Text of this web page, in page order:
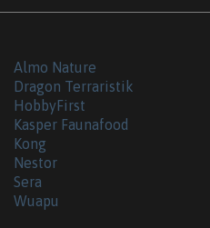
Almo Nature
Dragon Terraristik
HobbyFirst
Kasper Faunafood
Kong
Nestor
Sera
Wuapu